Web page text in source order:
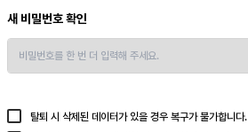
새 비밀번호 확인
탈퇴 시 삭제된 데이터가 있을 경우 복구가 불가합니다.